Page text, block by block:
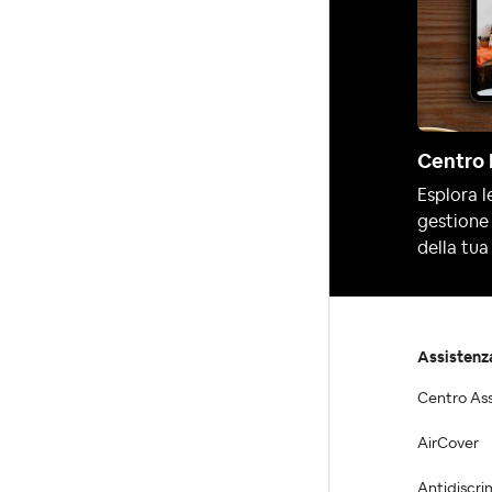
Centro
Esplora
gestione
della
Centro
AirCover